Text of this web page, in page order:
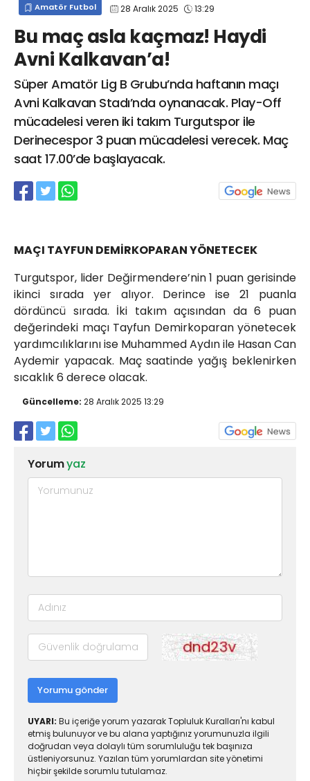
Amatör Futbol 28 Aralık 2025 13:29
Bu maç asla kaçmaz! Haydi
Avni Kalkavan’a!
Süper Amatör Lig B Grubu’nda haftanın maçı
Avni Kalkavan Stadı’nda oynanacak. Play-Off
mücadelesi veren iki takım Turgutspor ile
Derinecespor 3 puan mücadelesi verecek. Maç
saat 17.00’de başlayacak.
MAÇI TAYFUN DEMİRKOPARAN YÖNETECEK
Turgutspor, lider Değirmendere’nin 1 puan gerisinde
ikinci sırada yer alıyor. Derince ise 21 puanla
dördüncü sırada. İki takım açısından da 6 puan
değerindeki maçı Tayfun Demirkoparan yönetecek
yardımcılıklarını ise Muhammed Aydın ile Hasan Can
Aydemir yapacak. Maç saatinde yağış beklenirken
sıcaklık 6 derece olacak.
Güncelleme: 28 Aralık 2025 13:29
Yorumyaz
Yorumu gönder
UYARI: Bu içeriğe yorum yazarak Topluluk Kuralları'nı kabul
etmiş bulunuyor ve bu alana yaptığınız yorumunuzla ilgili
doğrudan veya dolaylı tüm sorumluluğu tek başınıza
üstleniyorsunuz. Yazılan tüm yorumlardan site yönetimi
hiçbir şekilde sorumlu tutulamaz.
info@spor41.com